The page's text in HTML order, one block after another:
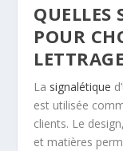
QUELLES
POUR
La signalétique
est utilisée
clients. Le
et matières